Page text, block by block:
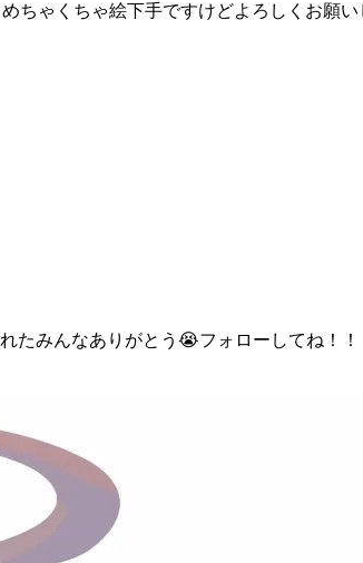
ゃくちゃ絵下手ですけどよろしくお願
たみんなありがとう😭フォローしてね